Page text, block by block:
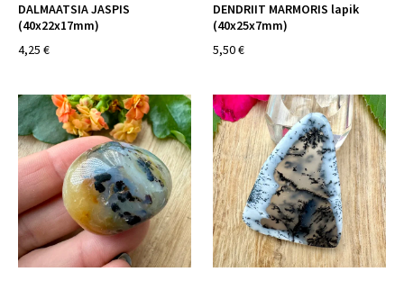
DALMAATSIA JASPIS
(40x22x17mm)
4,25 €
DENDRIIT MARMORIS lapik
(40x25x7mm)
5,50 €